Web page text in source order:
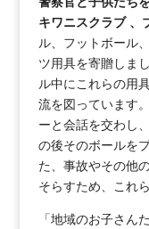
キワニスクラブ 、
ル、フットボール
ツ用具を寄贈しま
ル中にこれらの用
流を図っています
ーと会話を交わし
の後そのボールを
た、事故やその他
そらすため、これ
「地域のお子さん